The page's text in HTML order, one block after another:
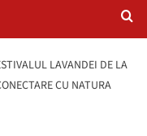
LAVANDEI DE LA
CU NATURA